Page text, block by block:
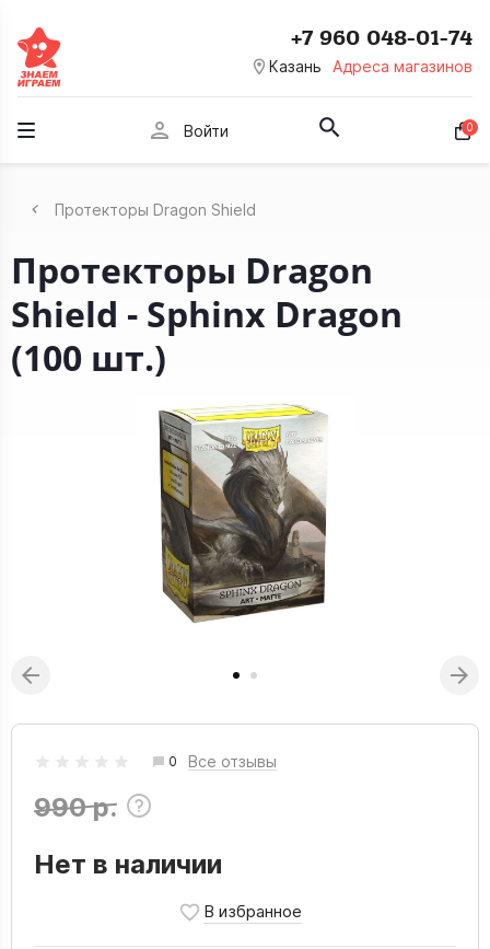
room Казань Адреса магазинов
+7 960 048-01-74
person Войти 0
Протекторы Dragon Shield
Протекторы Dragon
Shield - Sphinx Dragon
(100 шт.)
0 Все отзывы
990 р.
Нет в наличии